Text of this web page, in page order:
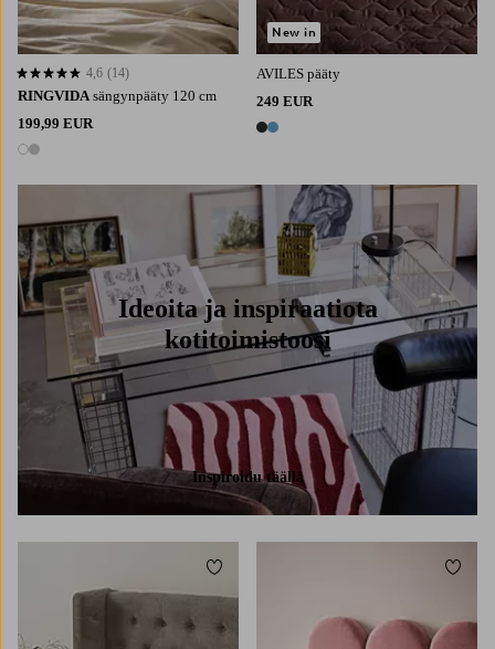
RINGVIDA sängynpääty 120 cm
199,99 EUR
2 värejä
4,6 perustuen 14 arvosanaan
4,6 (14)
AVILES pääty
249 EUR
2 värejä
New in
Ideoita ja inspiraatiota
kotitoimistoosi
Inspiroidu täällä
Lisää suosikkeihin Lisää